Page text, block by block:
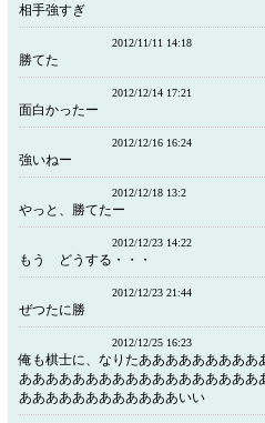
相手強すぎ
2012/11/11 14:18
勝てた
2012/12/14 17:21
面白かったー
2012/12/16 16:24
強いねー
2012/12/18 13:2
やっと、勝てたー
2012/12/23 14:22
もう どうする・・・
2012/12/23 21:44
ぜつたに勝
2012/12/25 16:23
俺も棋士に、なりたああああああああ
あああああああああああああああああ
ああああああああああああいい